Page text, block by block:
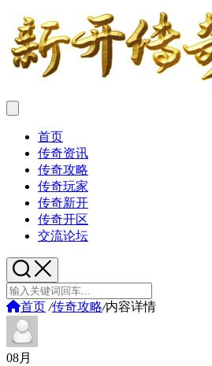
首页
传奇资讯
传奇攻略
传奇玩家
传奇新开
传奇开区
交流论坛
首页 /传奇攻略/内容详情
08月